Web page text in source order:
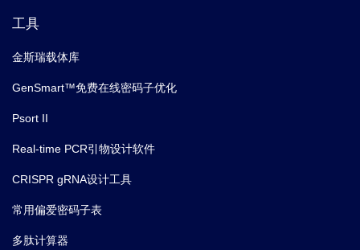
工具
金斯瑞载体库
GenSmart™免费在线密码子优化
Psort II
Real-time PCR引物设计软件
CRISPR gRNA设计工具
常用偏爱密码子表
多肽计算器